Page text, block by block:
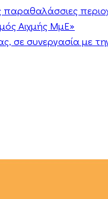
παραθαλάσσιες
Αιχμής ΜμΕ»
σε συνεργασία με